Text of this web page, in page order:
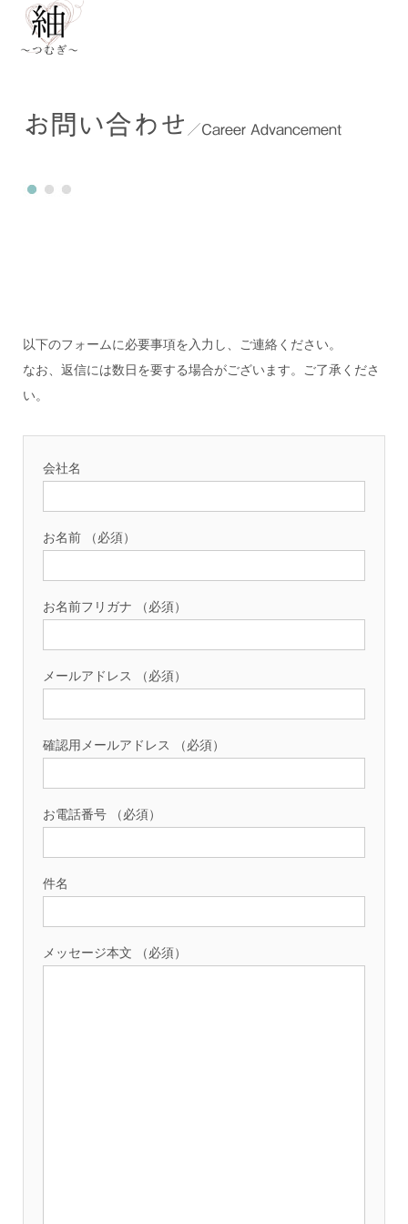
お問い合わせ ／Career Advancement
以下のフォームに必要事項を入力し、ご連絡ください。
なお、返信には数日を要する場合がございます。ご了承くださ
い。
会社名
お名前 （必須）
お名前フリガナ （必須）
メールアドレス （必須）
確認用メールアドレス （必須）
お電話番号 （必須）
件名
メッセージ本文 （必須）